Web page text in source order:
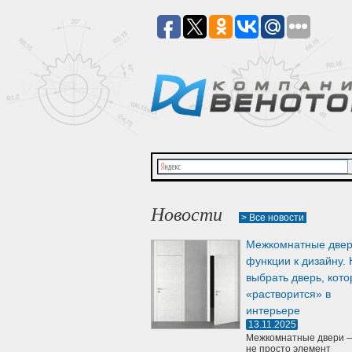
Новости > Все новости
Межкомнатные
функции к дизайну.
выбрать дверь,
«растворится» в
интерьере
13.11.2025
Межкомнатные двери
не просто элемент